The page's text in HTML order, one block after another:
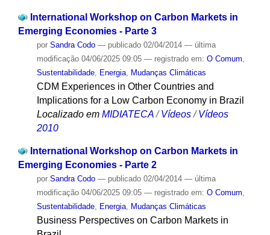
International Workshop on Carbon Markets in
Emerging Economies - Parte 3
por Sandra Codo — publicado02/04/2014 — última
modificação04/06/2025 09:05 — registrado em: O Comum
Sustentabilidade, Energia, Mudanças Climáticas
CDM Experiences in Other Countries and
Implications for a Low Carbon Economy in Brazil
Localizado em MIDIATECA /Vídeos /Vídeos
2010
International Workshop on Carbon Markets in
Emerging Economies - Parte 2
por Sandra Codo — publicado02/04/2014 — última
modificação04/06/2025 09:05 — registrado em: O Comum,
Sustentabilidade, Energia, Mudanças Climáticas
Business Perspectives on Carbon Markets in